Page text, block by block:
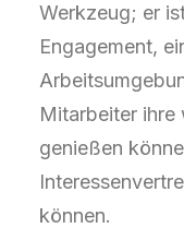
Werkzeug; er
Engagement,
Mitarbeiter ihre
genießen
können.